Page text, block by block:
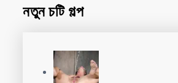
নতুন চটি গল্প